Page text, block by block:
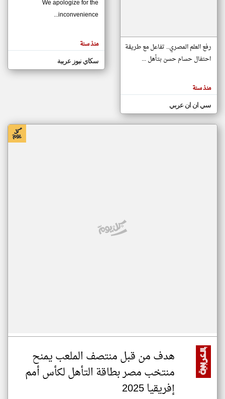
مصادر الأخبار من موريتانيا
اخبار موريتانيا على مدار الساعة
أهم اخبار موريتانيا العاجلة والمباشرة
المقالات
الموجوده
هنا عن
رفع العلم المصري.. تفاعل مع طريقة
احتفال حسام حسن بتأهل ...
منذ سنة
سي ان ان عربي
We apologize for the
inconvenience...
منذ سنة
سكاي نيوز عربية
هدف من قبل منتصف الملعب يمنح
منتخب مصر بطاقة التأهل لكأس أمم
إفريقيا 2025
klyoum.com